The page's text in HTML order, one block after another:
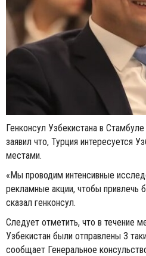
Генконсул Узбекистана в
заявил что, Турция интересуется
местами.
«Мы проводим интенсивные
рекламные акции, чтобы привлечь
сказал генконсул.
Следует отметить, что в течение
Узбекистан были отправлены 3
сообщает Генеральное